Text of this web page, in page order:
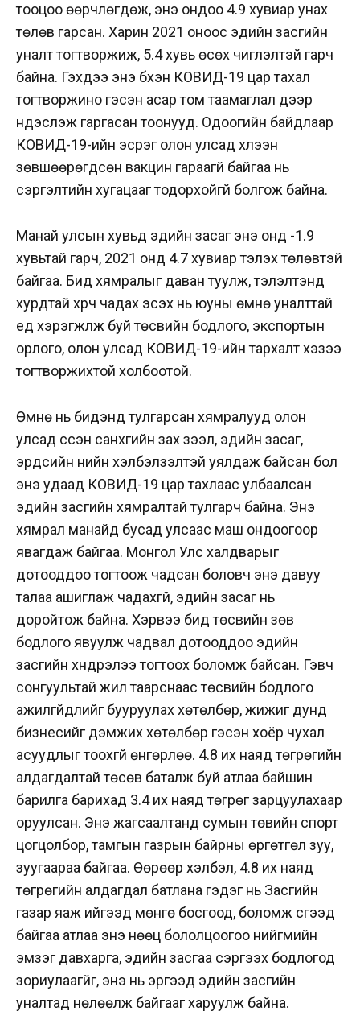
тооцоо өөрчлөгдөж, энэ ондоо 4.9 хувиар унах
төлөв гарсан. Харин 2021 оноос эдийн засгийн
уналт тогтворжиж, 5.4 хувь өсөх чиглэлтэй гарч
байна. Гэхдээ энэ бүхэн КОВИД-19 цар тахал
тогтворжино гэсэн асар том таамаглал дээр
үндэслэж гаргасан тоонууд. Одоогийн байдлаар
КОВИД-19-ийн эсрэг олон улсад хүлээн
зөвшөөрөгдсөн вакцин гараагүй байгаа нь
сэргэлтийн хугацааг тодорхойгүй болгож байна.
Манай улсын хувьд эдийн засаг энэ онд -1.9
хувьтай гарч, 2021 онд 4.7 хувиар тэлэх төлөвтэй
байгаа. Бид хямралыг даван туулж, тэлэлтэнд
хурдтай хүрч чадах эсэх нь юуны өмнө уналттай
үед хэрэгжүүлж буй төсвийн бодлого, экспортын
орлого, олон улсад КОВИД-19-ийн тархалт хэзээ
тогтворжихтой холбоотой.
Өмнө нь бидэнд тулгарсан хямралууд олон
улсад үүссэн санхүүгийн зах зээл, эдийн засаг,
эрдсийн үнийн хэлбэлзэлтэй уялдаж байсан бол
энэ удаад КОВИД-19 цар тахлаас улбаалсан
эдийн засгийн хямралтай тулгарч байна. Энэ
хямрал манайд бусад улсаас маш ондоогоор
явагдаж байгаа. Монгол Улс халдварыг
дотооддоо тогтоож чадсан боловч энэ давуу
талаа ашиглаж чадахгүй, эдийн засаг нь
доройтож байна. Хэрвээ бид төсвийн зөв
бодлого явуулж чадвал дотооддоо эдийн
засгийн хүндрэлээ тогтоох боломж байсан. Гэвч
сонгуультай жил таарснаас төсвийн бодлого
ажилгүйдлийг бууруулах хөтөлбөр, жижиг дунд
бизнесийг дэмжих хөтөлбөр гэсэн хоёр чухал
асуудлыг тоохгүй өнгөрлөө. 4.8 их наяд төгрөгийн
алдагдалтай төсөв баталж буй атлаа байшин
барилга барихад 3.4 их наяд төгрөг зарцуулахаар
оруулсан. Энэ жагсаалтанд сумын төвийн спорт
цогцолбор, тамгын газрын байрны өргөтгөл зуу,
зуугаараа байгаа. Өөрөөр хэлбэл, 4.8 их наяд
төгрөгийн алдагдал батлана гэдэг нь Засгийн
газар яаж ийгээд мөнгө босгоод, боломж үүсгээд
байгаа атлаа энэ нөөц бололцоогоо нийгмийн
эмзэг давхарга, эдийн засгаа сэргээх бодлогод
зориулаагүйг, энэ нь эргээд эдийн засгийн
уналтад нөлөөлж байгааг харуулж байна.